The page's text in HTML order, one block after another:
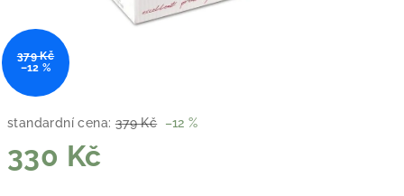
standardní cena: 379 Kč –12 %
330 Kč
379 Kč
–12 %